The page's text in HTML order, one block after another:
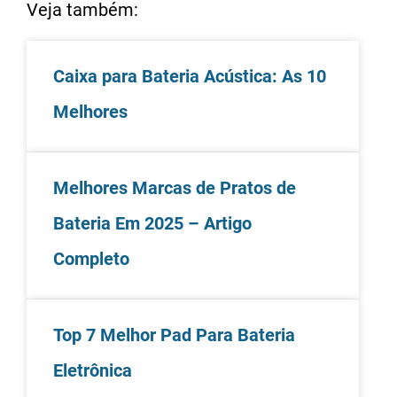
Veja também:
Caixa para Bateria Acústica: As 10
Melhores
Melhores Marcas de Pratos de
Bateria Em 2025 – Artigo
Completo
Top 7 Melhor Pad Para Bateria
Eletrônica